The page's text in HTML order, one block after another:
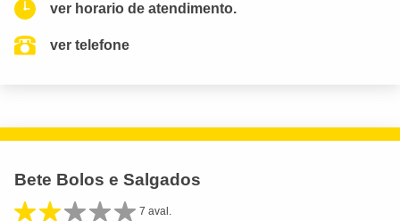
ver horario de atendimento.
ver telefone
Bete Bolos e Salgados
7 aval.